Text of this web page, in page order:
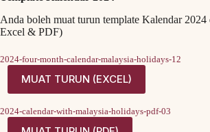
Anda boleh muat turun template Kalendar
Excel & PDF)
2024-four-month-calendar-malaysia-holidays-12
MUAT TURUN (EXCEL)
2024-calendar-with-malaysia-holidays-pdf-03